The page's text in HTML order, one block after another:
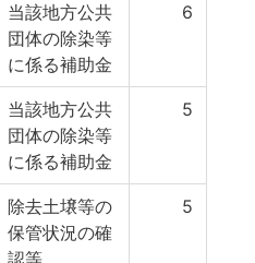
当該地方公共
団体の除染等
に係る補助金
6
当該地方公共
団体の除染等
に係る補助金
5
除去土壌等の
保管状況の確
認等
5